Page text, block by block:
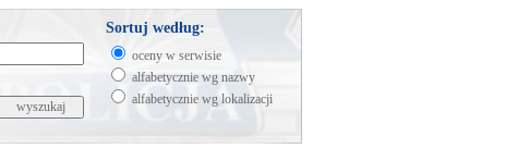
Sortuj według:
oceny w serwisie
alfabetycznie wg nazwy
alfabetycznie wg lokalizacji